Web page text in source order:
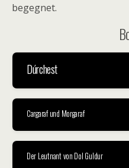
begegnet.
Dúrchest
Cargaraf und Morgaraf
Der Leutnant von Dol Guldur